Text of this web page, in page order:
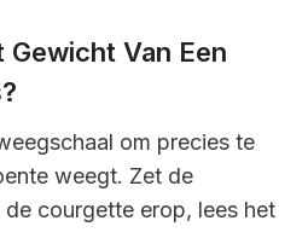
Van Een
om precies te
weegt. Zet de
courgette erop, lees het